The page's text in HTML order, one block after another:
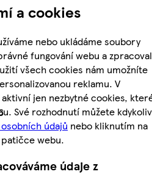
a cookies
nebo ukládáme soubory
fungování webu a
všech cookies nám umožníte
reklamu. V
jen nezbytné cookies,
Své rozhodnutí můžete kdykoliv
údajů nebo kliknutím na
webu.
údaje z